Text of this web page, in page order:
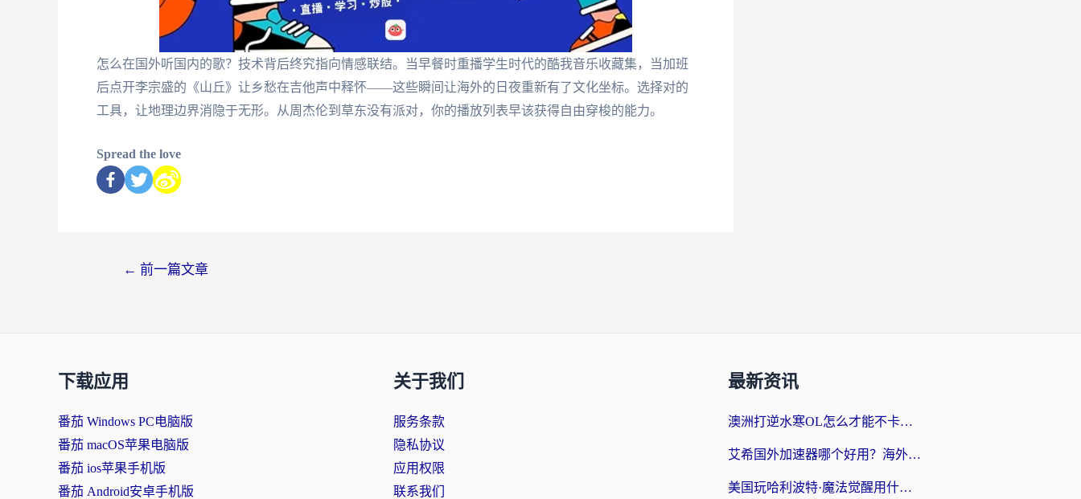
怎么在国外听国内的歌？技术背后终究指向情感联结。当早餐时重播学生时代的酷我音乐收藏集，当加班
后点开李宗盛的《山丘》让乡愁在吉他声中释怀——这些瞬间让海外的日夜重新有了文化坐标。选择对的
工具，让地理边界消隐于无形。从周杰伦到草东没有派对，你的播放列表早该获得自由穿梭的能力。
Spread the love
← 前一篇文章
下载应用
番茄 Windows PC电脑版
番茄 macOS苹果电脑版
番茄 ios苹果手机版
番茄 Android安卓手机版
关于我们
服务条款
隐私协议
应用权限
联系我们
最新资讯
澳洲打逆水寒OL怎么才能不卡？海外玩家国服游戏加速终极指南（附梦幻模拟战地铁跑酷解决办法）
艾希国外加速器哪个好用？海外玩家国服游戏畅玩终极指南（附欧洲玩鸣潮街头篮球实测）
美国玩哈利波特·魔法觉醒用什么加速器？告别延迟的终极指南（含免费QQ炫舞方案+印尼妄想山海秘籍）